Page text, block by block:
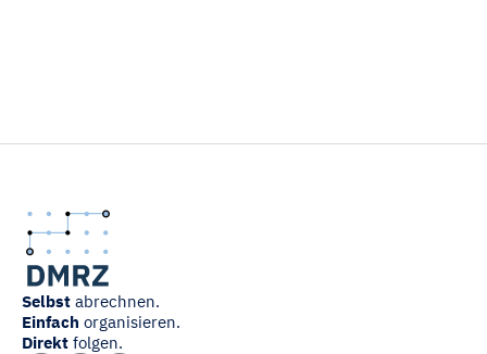
Selbst abrechnen.
Einfach organisieren.
Direkt folgen.